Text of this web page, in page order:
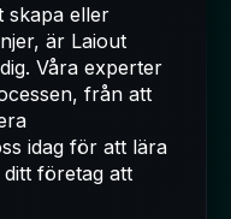
skapa eller
är Laiout
Våra experter
från att
idag för att lära
företag att